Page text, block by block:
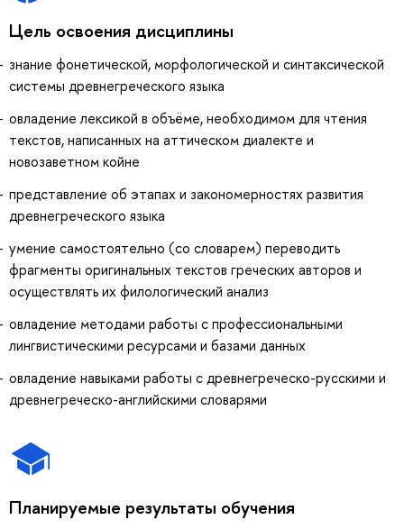
Цель освоения дисциплины
знание фонетической, морфологической и синтаксической
системы древнегреческого языка
овладение лексикой в объёме, необходимом для чтения
текстов, написанных на аттическом диалекте и
новозаветном койне
представление об этапах и закономерностях развития
древнегреческого языка
умение самостоятельно (со словарем) переводить
фрагменты оригинальных текстов греческих авторов и
осуществлять их филологический анализ
овладение методами работы с профессиональными
лингвистическими ресурсами и базами данных
овладение навыками работы с древнегреческо-русскими и
древнегреческо-английскими словарями
Планируемые результаты обучения